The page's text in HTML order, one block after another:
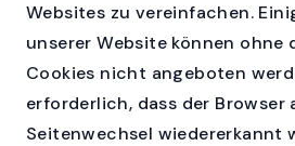
Websites zu vereinfachen.
unserer Website können ohne
Cookies nicht angeboten
erforderlich, dass der Browser
Seitenwechsel wiedererkannt